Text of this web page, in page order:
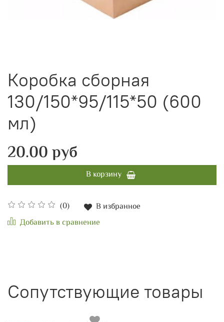
Коробка сборная
130/150*95/115*50 (600
мл)
(0)
В избранное
Добавить в сравнение
20.00 руб
В корзину
Сопутствующие товары